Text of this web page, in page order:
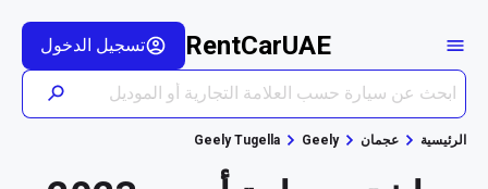
RentCarUAE تسجيل الدخول
الرئيسية عجمان Geely
Geely Tugella